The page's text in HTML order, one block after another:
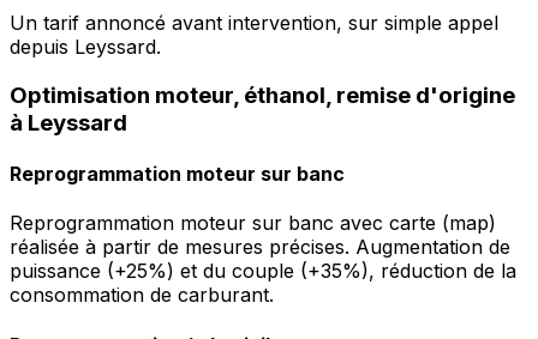
Un tarif annoncé avant intervention, sur simple appel
depuis Leyssard.
Optimisation moteur, éthanol, remise d'origine
à Leyssard
Reprogrammation moteur sur banc
Reprogrammation moteur sur banc avec carte (map)
réalisée à partir de mesures précises. Augmentation de
puissance (+25%) et du couple (+35%), réduction de la
consommation de carburant.